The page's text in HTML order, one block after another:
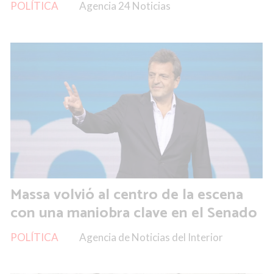
Agencia 24 Noticias
POLÍTICA
Massa volvió al centro de la escena
con una maniobra clave en el Senado
Agencia de Noticias del Interior
POLÍTICA